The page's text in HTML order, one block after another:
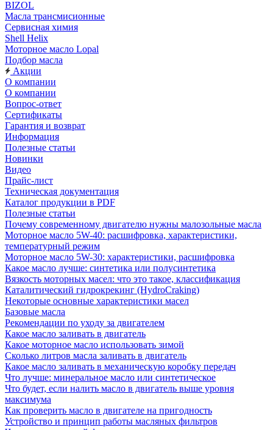
BIZOL
Масла трансмисионные
Сервисная химия
Shell Helix
Моторное масло Lopal
Подбор масла
Акции
О компании
О компании
Вопрос-ответ
Сертификаты
Гарантия и возврат
Информация
Полезные статьи
Новинки
Видео
Прайс-лист
Техническая документация
Каталог продукции в PDF
Полезные статьи
Почему современному двигателю нужны малозольные масла
Моторное масло 5W-40: расшифровка, характеристики,
температурный режим
Моторное масло 5W-30: характеристики, расшифровка
Какое масло лучше: синтетика или полусинтетика
Вязкость моторных масел: что это такое, классификация
Каталитический гидрокрекинг (НydroСraking)
Некоторые основные характеристики масел
Базовые масла
Рекомендации по уходу за двигателем
Какое масло заливать в двигатель
Какое моторное масло использовать зимой
Сколько литров масла заливать в двигатель
Какое масло заливать в механическую коробку передач
Что лучше: минеральное масло или синтетическое
Что будет, если налить масло в двигатель выше уровня
максимума
Как проверить масло в двигателе на пригодность
Устройство и принцип работы масляных фильтров